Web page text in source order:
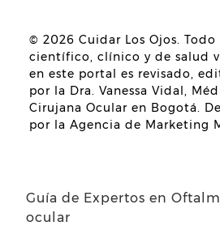
© 2026 Cuidar Los Ojos.
científico, clínico y de salud
en este portal es revisado,
por la Dra. Vanessa Vidal,
Cirujana Ocular en Bogotá.
por la Agencia de Marketing
Guía de Expertos en
ocular